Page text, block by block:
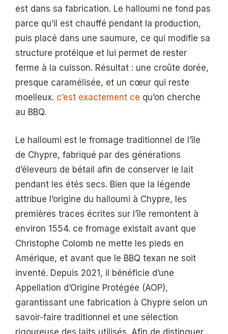
est dans sa fabrication. Le halloumi ne fond pas
parce qu’il est chauffé pendant la production,
puis placé dans une saumure, ce qui modifie sa
structure protéique et lui permet de rester
ferme à la cuisson. Résultat : une croûte dorée,
presque caramélisée, et un cœur qui reste
moelleux. c’est exactement ce qu’on cherche
au BBQ.
Le halloumi est le fromage traditionnel de l’île
de Chypre, fabriqué par des générations
d’éleveurs de bétail afin de conserver le lait
pendant les étés secs. Bien que la légende
attribue l’origine du halloumi à Chypre, les
premières traces écrites sur l’île remontent à
environ 1554. ce fromage existait avant que
Christophe Colomb ne mette les pieds en
Amérique, et avant que le BBQ texan ne soit
inventé. Depuis 2021, il bénéficie d’une
Appellation d’Origine Protégée (AOP),
garantissant une fabrication à Chypre selon un
savoir-faire traditionnel et une sélection
rigoureuse des laits utilisés. Afin de distinguer